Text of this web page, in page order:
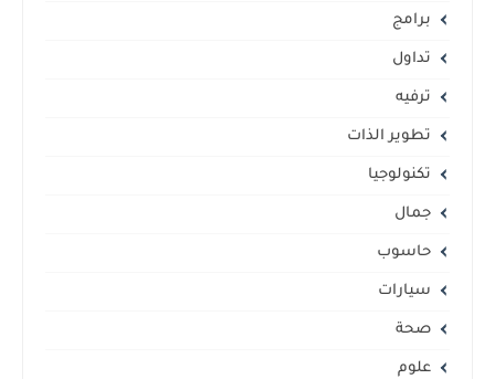
برامج
تداول
ترفيه
تطوير الذات
تكنولوجيا
جمال
حاسوب
سيارات
صحة
علوم